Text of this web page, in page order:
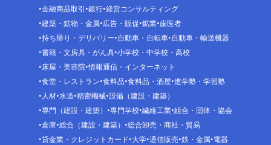
金融商品取引 銀行 経営コンサルティング
建築・鉱物・金属 広告・販促 鉱業 歯医者
持ち帰り・デリバリー 自動車・自転車 自動車・輸送機器
書籍・文房具・がん具 小学校・中学校・高校
床屋・美容院 情報通信・インターネット
食堂・レストラン 食料品 食料品・酒屋 進学塾・学習塾
人材 水道 精密機械 設備（建設・建築）
専門（建設・建築）
専門学校 繊維工業 組合・団体・協会
倉庫 総合（建設・建築）
総合卸売・商社・貿易
貸金業・クレジットカード 大学 通信販売 鉄・金属 電器